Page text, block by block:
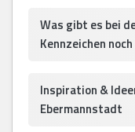
Was gibt es bei
Kennzeichen
Inspiration &
Ebermannstadt